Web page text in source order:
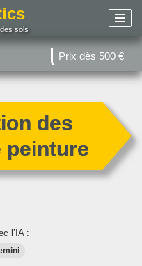
sols
Prix dès 500 €
des
peinture
l’IA :